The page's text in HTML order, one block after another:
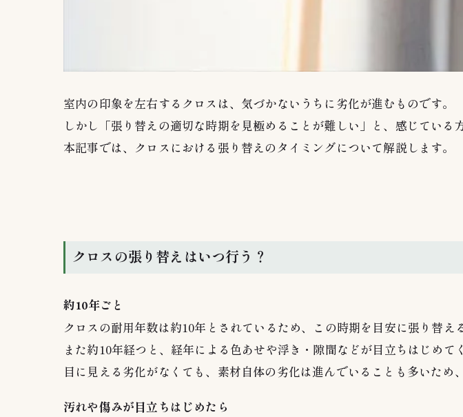
室内の印象を左右するクロスは、気づかないうちに劣化が進むものです。
しかし「張り替えの適切な時期を見極めることが難しい」と、感じている
本記事では、クロスにおける張り替えのタイミングについて解説します。
クロスの張り替えはいつ行う？
約10年ごと
クロスの耐用年数は約10年とされているため、この時期を目安に張り替え
また約10年経つと、経年による色あせや浮き・隙間などが目立ちはじめて
目に見える劣化がなくても、素材自体の劣化は進んでいることも多いため
汚れや傷みが目立ちはじめたら